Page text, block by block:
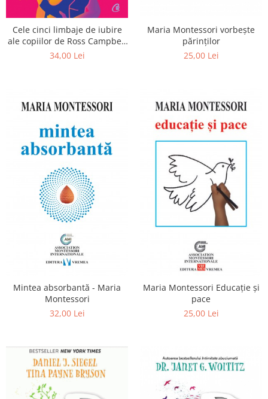
Cele cinci limbaje de iubire
ale copiilor de Ross Campbell
, Gary Chapman
34,00 Lei
Maria Montessori vorbește
părinților
25,00 Lei
Mintea absorbantă - Maria
Montessori
32,00 Lei
Maria Montessori Educaţie și
pace
25,00 Lei